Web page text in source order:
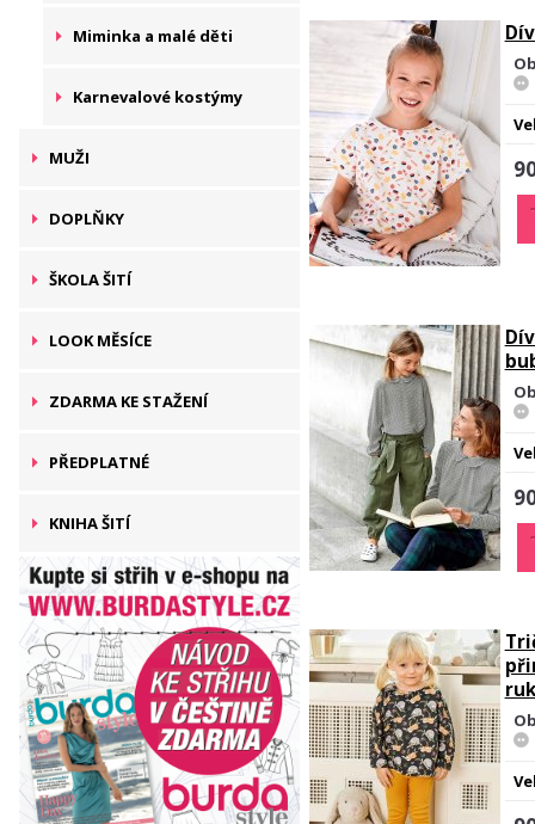
Miminka a malé děti
Karnevalové kostýmy
MUŽI
DOPLŇKY
ŠKOLA ŠITÍ
LOOK MĚSÍCE
ZDARMA KE STAŽENÍ
PŘEDPLATNÉ
KNIHA ŠITÍ